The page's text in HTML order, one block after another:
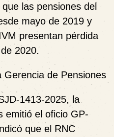
las pensiones del
mayo de 2019 y
presentan pérdida
2020.
Gerencia de Pensiones
1413-2025, la
emitió el oficio GP-
que el RNC